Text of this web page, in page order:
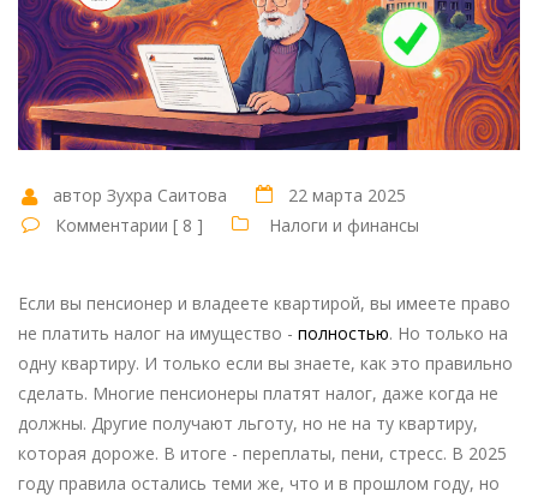
автор Зухра Саитова
22 марта 2025
Комментарии [ 8 ]
Налоги и финансы
Если вы пенсионер и владеете квартирой, вы имеете право
не платить налог на имущество - полностью. Но только на
одну квартиру. И только если вы знаете, как это правильно
сделать. Многие пенсионеры платят налог, даже когда не
должны. Другие получают льготу, но не на ту квартиру,
которая дороже. В итоге - переплаты, пени, стресс. В 2025
году правила остались теми же, что и в прошлом году, но